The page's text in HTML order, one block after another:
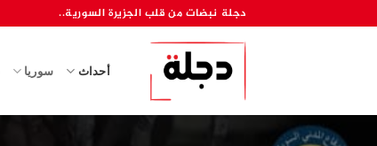
للمحتوى
دجلة نبضات من قلب الجزيرة السورية..
أحداث سوريا